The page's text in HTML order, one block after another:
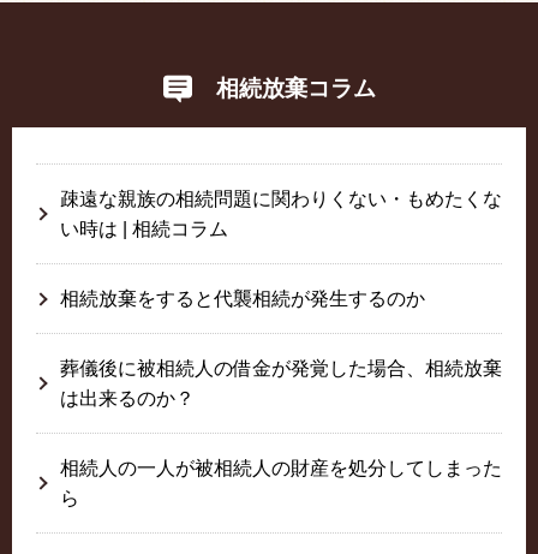
相続放棄コラム
疎遠な親族の相続問題に関わりくない・もめたくな
い時は | 相続コラム
相続放棄をすると代襲相続が発生するのか
葬儀後に被相続人の借金が発覚した場合、相続放棄
は出来るのか？
相続人の一人が被相続人の財産を処分してしまった
ら